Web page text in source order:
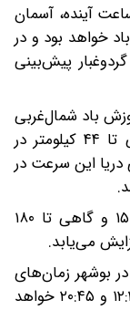
هواشناسی بوشهر ادامه داد: در ۲۴ ساعت آینده، آسمان
خواهد بود و در
پیش‌بینی
باد شمال‌غربی
تا شمال‌شرقی با سرعت ۱۰ تا ۳۴ و گاهی تا ۴۴ کیلومتر در
این سرعت در
به گفته وی، ارتفاع موج دریا بین ۹۰ تا ۱۵۰ و گاهی تا ۱۸۰
بوشهر زمان‌های
جزر و مد به ترتیب ساعت ۰۳:۰۰، ۰۴:۰۰، ۱۲:۳۰ و ۲۰:۴۵ خواهد